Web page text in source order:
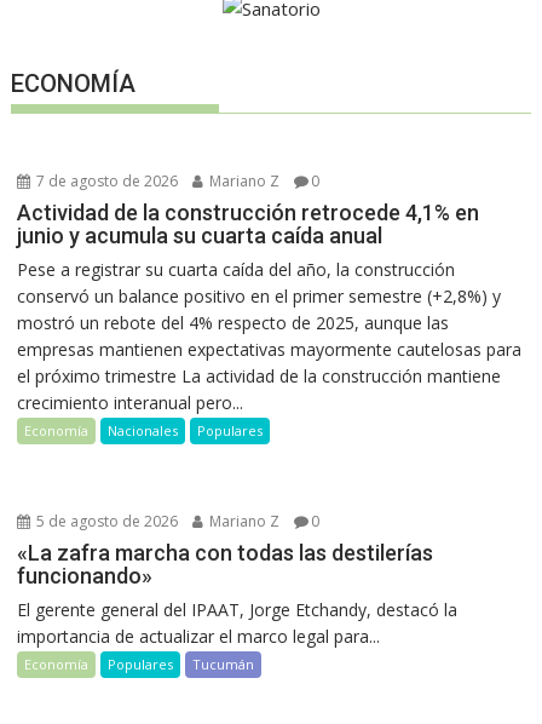
ECONOMÍA
7 de agosto de 2026 Mariano Z 0
Actividad de la construcción retrocede 4,1% en
junio y acumula su cuarta caída anual
Pese a registrar su cuarta caída del año, la construcción
conservó un balance positivo en el primer semestre (+2,8%) y
mostró un rebote del 4% respecto de 2025, aunque las
empresas mantienen expectativas mayormente cautelosas para
el próximo trimestre La actividad de la construcción mantiene
crecimiento interanual pero...
Economía Nacionales Populares
5 de agosto de 2026 Mariano Z 0
«La zafra marcha con todas las destilerías
funcionando»
El gerente general del IPAAT, Jorge Etchandy, destacó la
importancia de actualizar el marco legal para...
Economía Populares Tucumán